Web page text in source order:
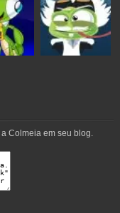
Colmeia em seu blog.